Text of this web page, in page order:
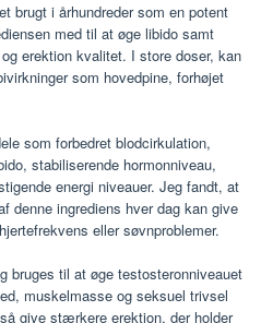
brugt i århundreder som en potent
med til at øge libido samt
erektion kvalitet. I store doser, kan
som hovedpine, forhøjet
som forbedret blodcirkulation,
stabiliserende hormonniveau,
energi niveauer. Jeg fandt, at
denne ingrediens hver dag kan give
eller søvnproblemer.
bruges til at øge testosteronniveauet
muskelmasse og seksuel trivsel
give stærkere erektion, der holder